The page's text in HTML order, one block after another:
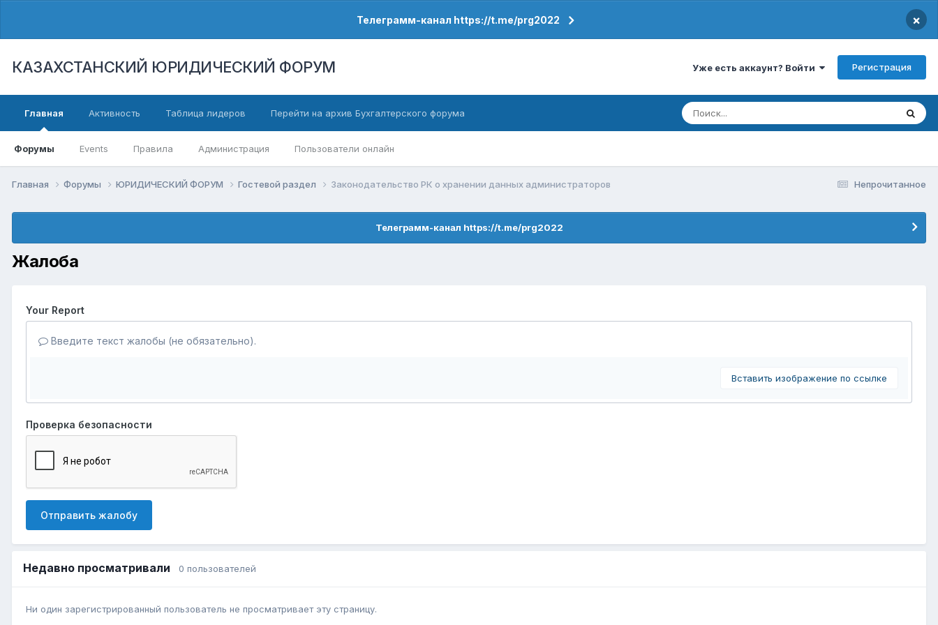
Телеграмм-канал https://t.me/prg2022 ×
КАЗАХСТАНСКИЙ ЮРИДИЧЕСКИЙ ФОРУМ Уже есть аккаунт? Войти Регистрация
Главная
Форумы Events Правила Администрация Пользователи онлайн
Активность Таблица лидеров Перейти на архив Бухгалтерского форума
Непрочитанное
Главная Форумы ЮРИДИЧЕСКИЙ ФОРУМ Гостевой раздел Законодательство РК о хранении данных администраторов
Телеграмм-канал https://t.me/prg2022
Жалоба
Your Report
Введите текст жалобы (не обязательно).
Вставить изображение по ссылке
Проверка безопасности
Отправить жалобу
Недавно просматривали 0 пользователей
Ни один зарегистрированный пользователь не просматривает эту страницу.